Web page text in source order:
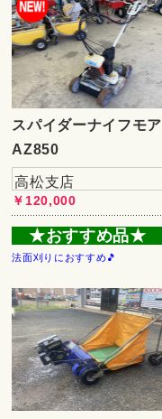
スパイダーナイフモア
AZ850
高松支店
￥120,000
★おすすめ品★
法面刈りにおすすめ🎵